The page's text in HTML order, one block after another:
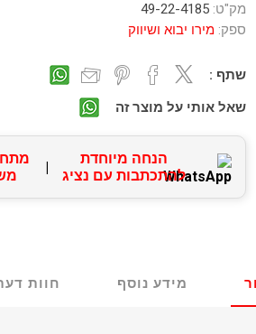
מק"ט: 49-22-4185
ספק: מירו יבוא ושיווק
שתף :
שאל אותי על מוצר זה
הנחה מיוחדת
להתכתבות עם נציג
|
מידע נוסף חוות